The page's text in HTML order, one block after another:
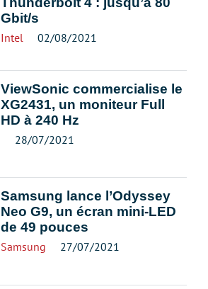
Gbit/s
Intel 02/08/2021
ViewSonic commercialise le
XG2431, un moniteur Full
HD à 240 Hz
28/07/2021
Samsung lance l’Odyssey
Neo G9, un écran mini-LED
de 49 pouces
Samsung 27/07/2021